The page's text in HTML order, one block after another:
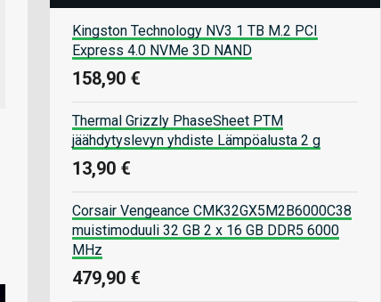
Kingston Technology NV3 1 TB M.2 PCI
Express 4.0 NVMe 3D NAND
158,90 €
Thermal Grizzly PhaseSheet PTM
jäähdytyslevyn yhdiste Lämpöalusta 2 g
13,90 €
Corsair Vengeance CMK32GX5M2B6000C38
muistimoduuli 32 GB 2 x 16 GB DDR5 6000
MHz
479,90 €